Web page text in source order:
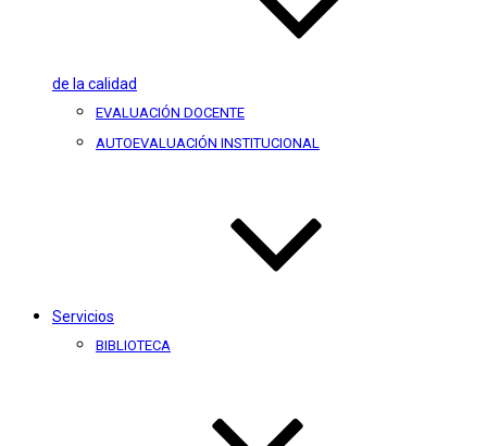
de la calidad
EVALUACIÓN DOCENTE
AUTOEVALUACIÓN INSTITUCIONAL
Servicios
BIBLIOTECA